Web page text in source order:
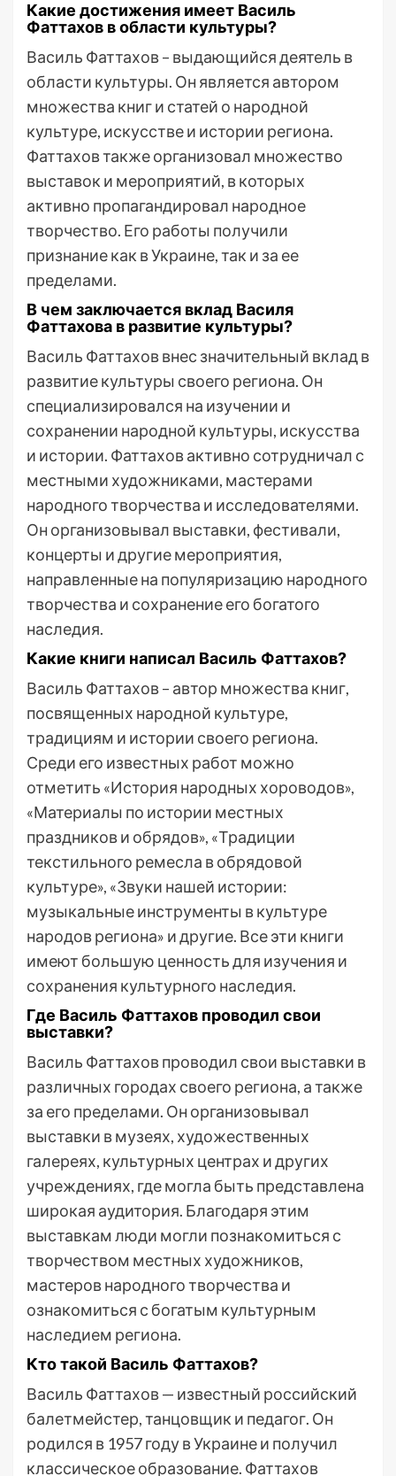
Какие достижения имеет Василь
Фаттахов в области культуры?
Василь Фаттахов – выдающийся деятель в
области культуры. Он является автором
множества книг и статей о народной
культуре, искусстве и истории региона.
Фаттахов также организовал множество
выставок и мероприятий, в которых
активно пропагандировал народное
творчество. Его работы получили
признание как в Украине, так и за ее
пределами.
В чем заключается вклад Василя
Фаттахова в развитие культуры?
Василь Фаттахов внес значительный вклад в
развитие культуры своего региона. Он
специализировался на изучении и
сохранении народной культуры, искусства
и истории. Фаттахов активно сотрудничал с
местными художниками, мастерами
народного творчества и исследователями.
Он организовывал выставки, фестивали,
концерты и другие мероприятия,
направленные на популяризацию народного
творчества и сохранение его богатого
наследия.
Какие книги написал Василь Фаттахов?
Василь Фаттахов – автор множества книг,
посвященных народной культуре,
традициям и истории своего региона.
Среди его известных работ можно
отметить «История народных хороводов»,
«Материалы по истории местных
праздников и обрядов», «Традиции
текстильного ремесла в обрядовой
культуре», «Звуки нашей истории:
музыкальные инструменты в культуре
народов региона» и другие. Все эти книги
имеют большую ценность для изучения и
сохранения культурного наследия.
Где Василь Фаттахов проводил свои
выставки?
Василь Фаттахов проводил свои выставки в
различных городах своего региона, а также
за его пределами. Он организовывал
выставки в музеях, художественных
галереях, культурных центрах и других
учреждениях, где могла быть представлена
широкая аудитория. Благодаря этим
выставкам люди могли познакомиться с
творчеством местных художников,
мастеров народного творчества и
ознакомиться с богатым культурным
наследием региона.
Кто такой Василь Фаттахов?
Василь Фаттахов — известный российский
балетмейстер, танцовщик и педагог. Он
родился в 1957 году в Украине и получил
классическое образование. Фаттахов